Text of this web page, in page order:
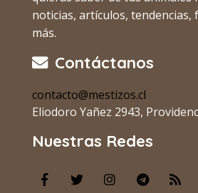
noticias, artículos, tendencias,
más.
Contáctanos
contacto@mestizos.cl
Eliodoro Yañez 2943,
Nuestras Redes